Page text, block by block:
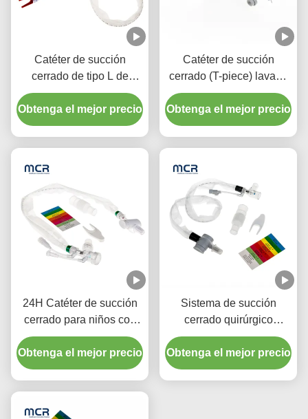
Catéter de succión
cerrado de tipo L de
lavado automático 10fr
72h Codo giratorio doble
para el hospital
Obtenga el mejor precio
Catéter de succión
cerrado (T-piece) lavado
automático 72H para
adultos
Obtenga el mejor precio
24H Catéter de succión
cerrado para niños con
tres conectores de piezas
Y
Obtenga el mejor precio
Sistema de succión
cerrado quirúrgico
desechable
Neonatos/Pediatría-codo
Obtenga el mejor precio